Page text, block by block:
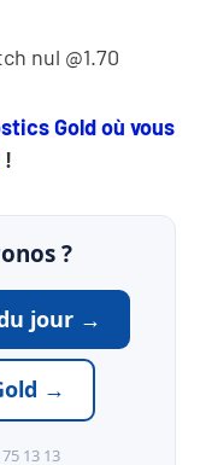
nul @1.70
Gold où vous
!
?
jour →
→
13 13